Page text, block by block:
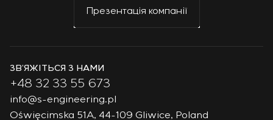
Презентація компанії
ЗВ’ЯЖІТЬСЯ З НАМИ
+48 32 33 55 673
info@s-engineering.pl
Oświęcimska 51A, 44-109 Gliwice, Poland